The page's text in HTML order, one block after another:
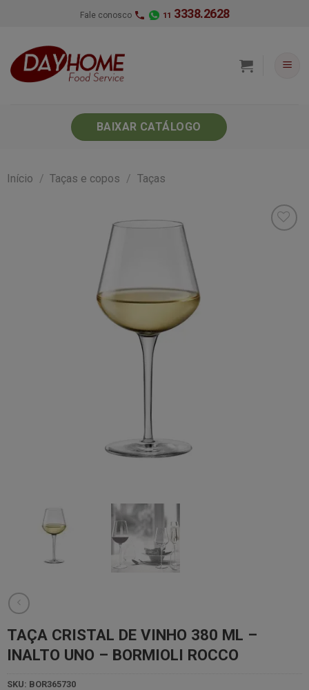
Fale conosco 11 3338.2628
BAIXAR CATÁLOGO
Início / Taças e copos / Taças
TAÇA CRISTAL DE VINHO 380 ML –
INALTO UNO – BORMIOLI ROCCO
SKU: BOR365730